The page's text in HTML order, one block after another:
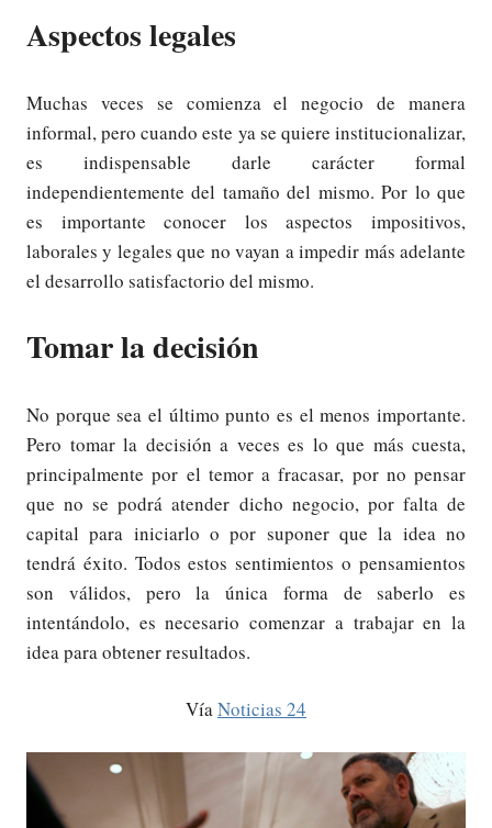
Aspectos legales
Muchas veces se comienza el negocio de manera
informal, pero cuando este ya se quiere institucionalizar,
es indispensable darle carácter formal
independientemente del tamaño del mismo. Por lo que
es importante conocer los aspectos impositivos,
laborales y legales que no vayan a impedir más adelante
el desarrollo satisfactorio del mismo.
Tomar la decisión
No porque sea el último punto es el menos importante.
Pero tomar la decisión a veces es lo que más cuesta,
principalmente por el temor a fracasar, por no pensar
que no se podrá atender dicho negocio, por falta de
capital para iniciarlo o por suponer que la idea no
tendrá éxito. Todos estos sentimientos o pensamientos
son válidos, pero la única forma de saberlo es
intentándolo, es necesario comenzar a trabajar en la
idea para obtener resultados.
VíaNoticias 24